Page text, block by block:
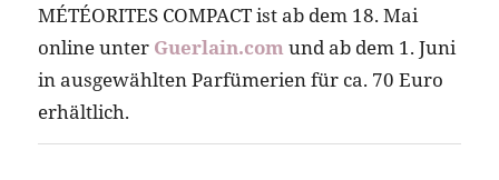
MÉTÉORITES COMPACT ist ab dem 18. Mai
online unter Guerlain.comund ab dem 1. Juni
in ausgewählten Parfümerien für ca. 70 Euro
erhältlich.